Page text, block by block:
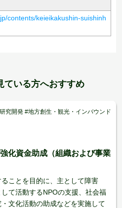
contents/keieikakushin-suishinh
ている方へおすすめ
究開発 #地方創生・観光・インバウンド
化資金助成（組織および事業
ことを目的に、主として障害
て活動するNPOの支援、社会福
文化活動の助成などを実施して